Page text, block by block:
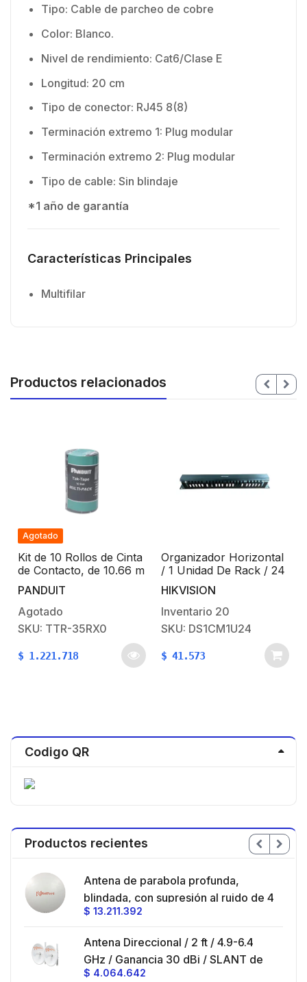
Tipo: Cable de parcheo de cobre
Color: Blanco.
Nivel de rendimiento: Cat6/Clase E
Longitud: 20 cm
Tipo de conector: RJ45 8(8)
Terminación extremo 1: Plug modular
Terminación extremo 2: Plug modular
Tipo de cable: Sin blindaje
*1 año de garantía
Características Principales
Multifilar
Productos relacionados
Agotado
Kit de 10 Rollos de Cinta
de Contacto, de 10.66 m
de largo y 19.1 mm de
ancho c/u, Color Negro
PANDUIT
Agotado
SKU: TTR-35RX0
$ 1.221.718
Organizador Horizontal
/ 1 Unidad De Rack / 24
Ranuras / 19 Pulgadas
HIKVISION
Inventario 20
SKU: DS1CM1U24
$ 41.573
Codigo QR
Productos recientes
Antena de parabola profunda,
blindada, con supresión al ruido de 4
ft, 5.9-7.2 GHz, Ganancia 36 dBi con
hasta 80 km, Conectores N-hembra,
montaje con alineación milimétrica.
$ 13.211.392
Antena Direccional / 2 ft / 4.9-6.4
GHz / Ganancia 30 dBi / SLANT de
45 ° y 90 ° / Conector N-Hembra /
$ 4.064.642